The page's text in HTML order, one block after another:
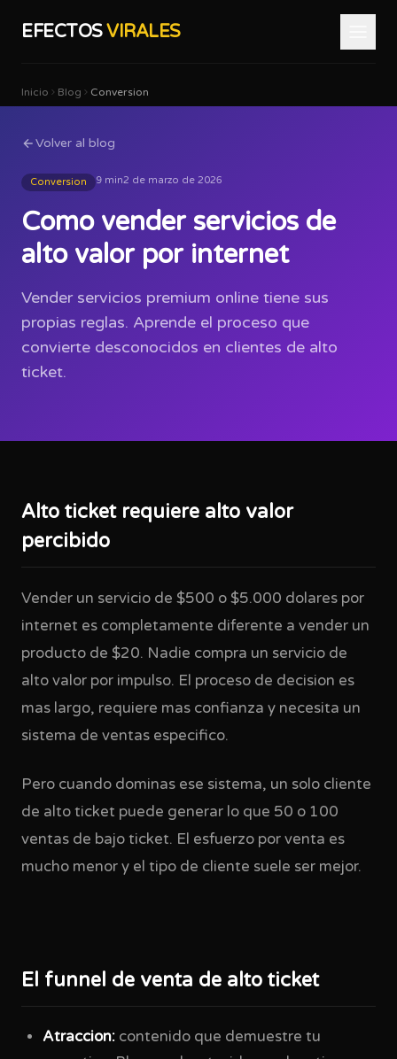
EFECTOSVIRALES
Inicio Blog Conversion
Volver al blog
Conversion 9 min2 de marzo de 2026
Como vender servicios de
alto valor por internet
Vender servicios premium online tiene sus
propias reglas. Aprende el proceso que
convierte desconocidos en clientes de alto
ticket.
Alto ticket requiere alto valor
percibido
Vender un servicio de $500 o $5.000 dolares por
internet es completamente diferente a vender un
producto de $20. Nadie compra un servicio de
alto valor por impulso. El proceso de decision es
mas largo, requiere mas confianza y necesita un
sistema de ventas especifico.
Pero cuando dominas ese sistema, un solo cliente
de alto ticket puede generar lo que 50 o 100
ventas de bajo ticket. El esfuerzo por venta es
mucho menor y el tipo de cliente suele ser mejor.
El funnel de venta de alto ticket
Atraccion: contenido que demuestre tu